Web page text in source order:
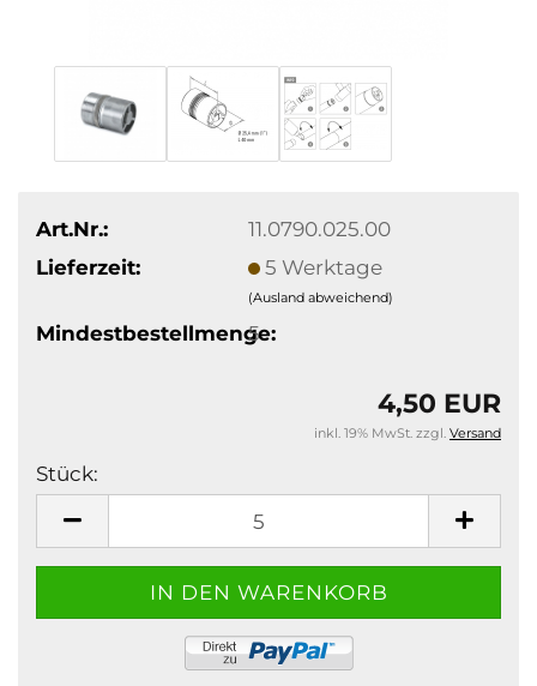
Art.Nr.:
11.0790.025.00
Lieferzeit:
5 Werktage
(Ausland abweichend)
Mindestbestellmenge:
5
4,50 EUR
inkl. 19% MwSt. zzgl. Versand
Stück: